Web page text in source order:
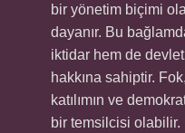
bir yönetim biçimi
dayanır. Bu
iktidar hem de
hakkına sahiptir.
katılımın ve
bir temsilcisi